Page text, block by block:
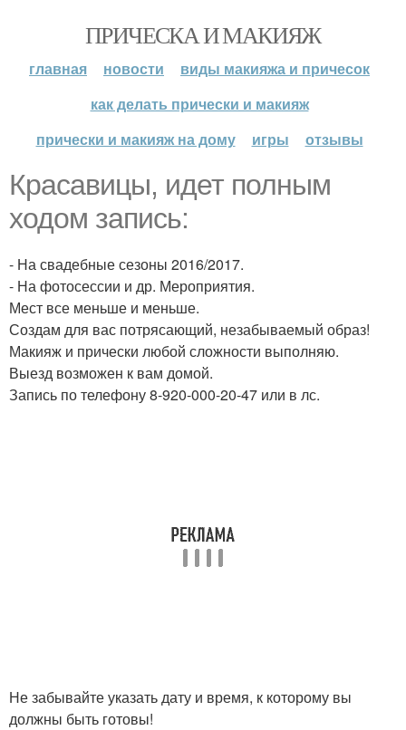
ПРИЧЕСКА И МАКИЯЖ
главная новости
виды макияжа и причесок
как делать прически и макияж
прически и макияж на дому
игры отзывы
Красавицы, идет полным
ходом запись:
- На свадебные сезоны 2016/2017.
- На фотосессии и др. Мероприятия.
Мест все меньше и меньше.
Создам для вас потрясающий, незабываемый образ!
Макияж и прически любой сложности выполняю.
Выезд возможен к вам домой.
Запись по телефону 8-920-000-20-47 или в лс.
Не забывайте указать дату и время, к которому вы
должны быть готовы!